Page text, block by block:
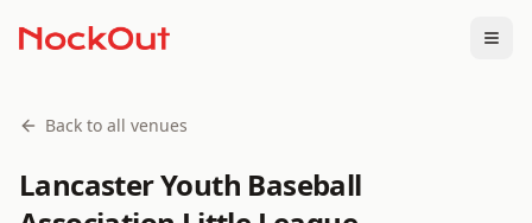
Back to all venues
Lancaster Youth Baseball